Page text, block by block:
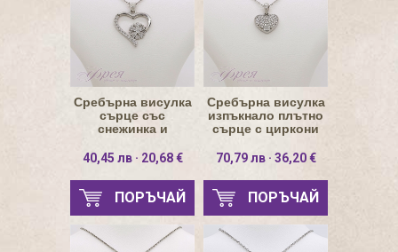
Сребърна висулка
сърце със
снежинка и
19.3х18.3мм
40,45 лв · 20,68 €
ПОРЪЧАЙ
Сребърна висулка
изпъкнало плътно
сърце с циркони
70,79 лв · 36,20 €
ПОРЪЧАЙ